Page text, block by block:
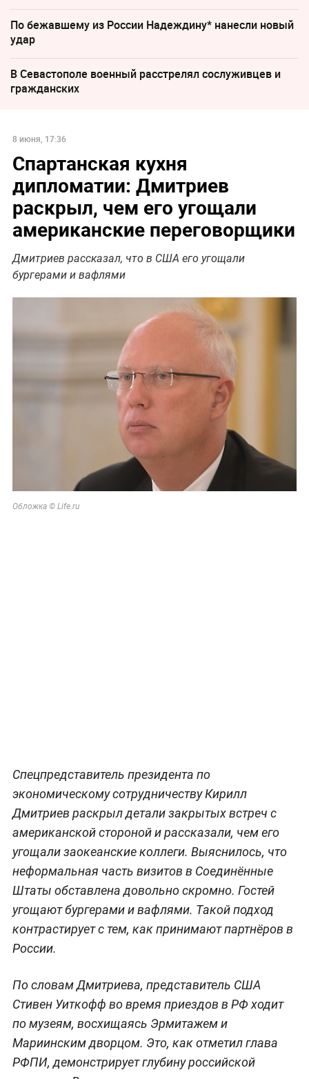
По бежавшему из России Надеждину* нанесли новый
удар
В Севастополе военный расстрелял сослуживцев и
гражданских
8 июня, 17:36
Спартанская кухня
дипломатии: Дмитриев
раскрыл, чем его угощали
американские переговорщики
Дмитриев рассказал, что в США его угощали
бургерами и вафлями
Обложка © Life.ru
Спецпредставитель президента по
экономическому сотрудничеству Кирилл
Дмитриев раскрыл детали закрытых встреч с
американской стороной и рассказали, чем его
угощали заокеанские коллеги. Выяснилось, что
неформальная часть визитов в Соединённые
Штаты обставлена довольно скромно. Гостей
угощают бургерами и вафлями. Такой подход
контрастирует с тем, как принимают партнёров в
России.
По словам Дмитриева, представитель США
Стивен Уиткофф во время приездов в РФ ходит
по музеям, восхищаясь Эрмитажем и
Мариинским дворцом. Это, как отметил глава
РФПИ, демонстрирует глубину российской